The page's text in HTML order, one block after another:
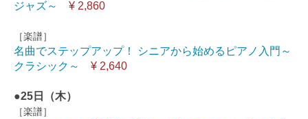
ジャズ～
¥ 2,860
［楽譜］
名曲でステップアップ！ シニアから始めるピアノ入門～
クラシック～
¥ 2,640
●25日 （木）
［楽譜］